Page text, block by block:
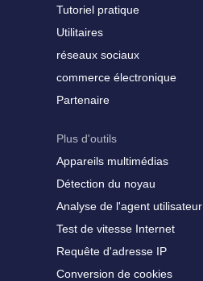
Tutoriel pratique
Utilitaires
réseaux sociaux
commerce électronique
Partenaire
Plus d'outils
Appareils multimédias
Détection du noyau
Analyse de l'agent utilisateur
Test de vitesse Internet
Requête d'adresse IP
Conversion de cookies